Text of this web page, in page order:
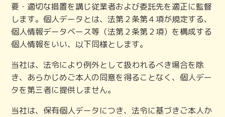
要・適切な措置を講じ従業者および委託先を適正に監督
します。個人データとは、法第２条第４項が規定する、
個人情報データベース等（法第２条第２項）を構成する
個人情報をいい、以下同様とします。
当社は、法令により例外として扱われるべき場合を除
き、あらかじめご本人の同意を得ることなく、個人デー
タを第三者に提供しません。
当社は、保有個人データにつき、法令に基づきご本人か